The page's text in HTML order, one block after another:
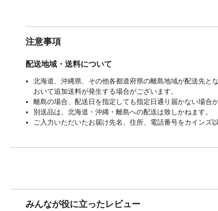
注意事項
配送地域・送料について
北海道、沖縄県、その他各都道府県の離島地域が配送先と
おいて追加送料が発生する場合がございます。
離島の場合、配送日を指定しても指定日通り届かない場合が
別送品は、北海道・沖縄・離島への配送は致しかねます。
ご入力いただいたお届け先名、住所、電話番号をカインズ
みんなが役に立ったレビュー